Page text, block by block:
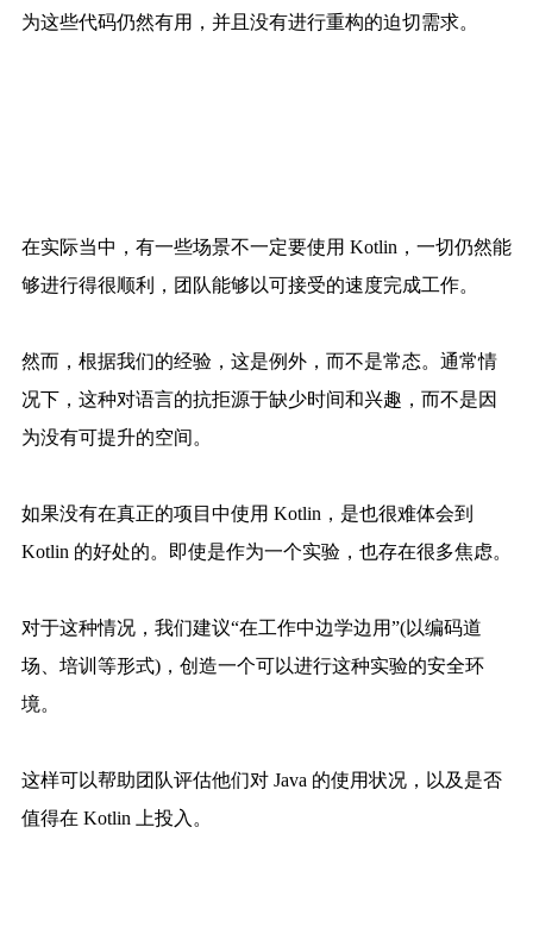
为这些代码仍然有用，并且没有进行重构的迫切需求。
在实际当中，有一些场景不一定要使用 Kotlin，一切仍然能
够进行得很顺利，团队能够以可接受的速度完成工作。
然而，根据我们的经验，这是例外，而不是常态。通常情
况下，这种对语言的抗拒源于缺少时间和兴趣，而不是因
为没有可提升的空间。
如果没有在真正的项目中使用 Kotlin，是也很难体会到
Kotlin 的好处的。即使是作为一个实验，也存在很多焦虑。
对于这种情况，我们建议“在工作中边学边用”(以编码道
场、培训等形式)，创造一个可以进行这种实验的安全环
境。
这样可以帮助团队评估他们对 Java 的使用状况，以及是否
值得在 Kotlin 上投入。